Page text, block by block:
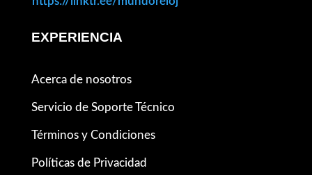
EXPERIENCIA
Acerca de nosotros
Servicio de Soporte Técnico
Términos y Condiciones
Políticas de Privacidad